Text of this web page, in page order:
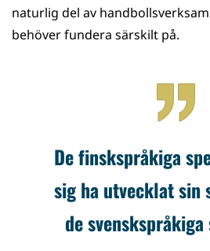
naturlig del av
behöver fundera särskilt på.
De finskspråkiga
sig ha utvecklat sin
de